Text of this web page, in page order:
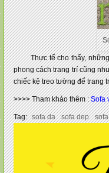
Thực tế cho thấy,
phong cách trang trí cũng
chiếc kệ treo tường để trang
>>>> Tham khảo thêm :Sofa
Tag: sofa da sofa dep